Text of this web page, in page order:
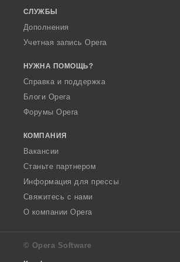
СЛУЖБЫ
Дополнения
Учетная запись Opera
НУЖНА ПОМОЩЬ?
Справка и поддержка
Блоги Opera
Форумы Opera
КОМПАНИЯ
Вакансии
Станьте партнером
Информация для прессы
Свяжитесь с нами
О компании Opera
© Opera Software